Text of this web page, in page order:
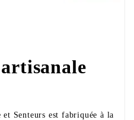
Senteurs est fabriquée à la